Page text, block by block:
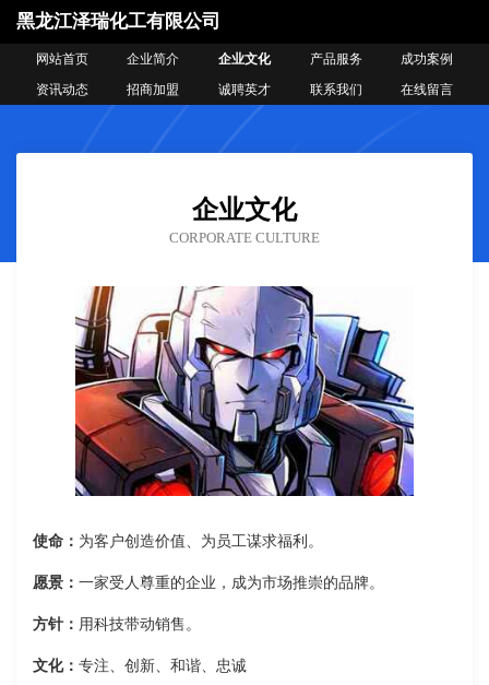
黑龙江泽瑞化工有限公司
网站首页 企业简介 企业文化 产品服务
成功案例
资讯动态
招商加盟 诚聘英才 联系我们 在线留言
企业文化
CORPORATE CULTURE
使命： 为客户创造价值、为员工谋求福利。
愿景： 一家受人尊重的企业，成为市场推崇的品牌。
方针： 用科技带动销售。
文化： 专注、创新、和谐、忠诚